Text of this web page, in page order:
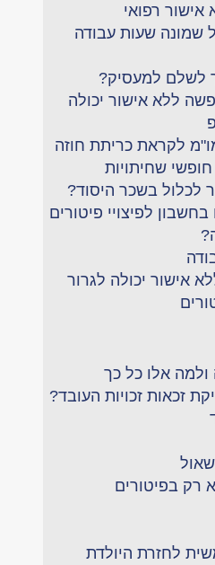
רפואי
שמונה שעות עבודה
לשלם למעסיק?
ללא אישור יכולה
לקראת כריתת חוזה
שחיתויות
לכלול בשכר היסוד?
בחשבון לפיצויי פיטורים
אישור יכולה לגרור
ולמה אלו כל כך
זכאות זכויות העובד?
רק בפיטורים
לחזרת היולדת